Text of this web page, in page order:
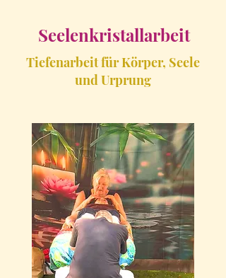
Seelenkristallarbeit
Tiefenarbeit für Körper, Seele
und Urprung